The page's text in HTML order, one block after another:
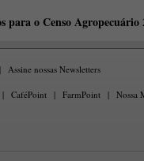
para o Censo Agropecuário
| Assine nossas Newsletters
| CaféPoint | FarmPoint | Nossa